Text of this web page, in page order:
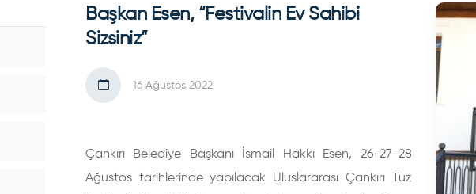
Başkan Esen, “Festivalin Ev Sahibi
Sizsiniz”
16 Ağustos 2022
Çankırı Belediye Başkanı İsmail Hakkı Esen, 26-27-28
Ağustos tarihlerinde yapılacak Uluslararası Çankırı Tuz